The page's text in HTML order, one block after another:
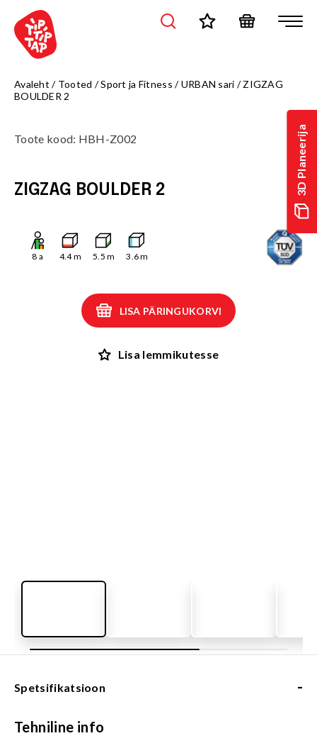
3D Planeerija
Avaleht / Tooted /Sport ja Fitness /URBAN sari /ZIGZAG
BOULDER 2
Toote kood: HBH-Z002
ZIGZAG BOULDER 2
8 a 4.4m 5.5 m 3.6m
LISA PÄRINGUKORVI
Lisa lemmikutesse
Spetsifikatsioon -
Tehniline info